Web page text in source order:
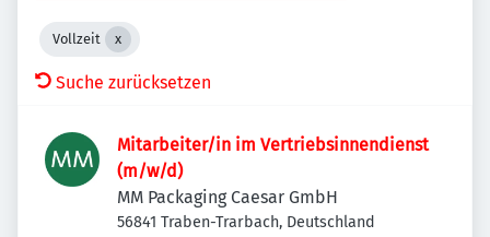
Vollzeit
Suche zurücksetzen
Mitarbeiter/in im Vertriebsinnendienst
(m/w/d)
MM Packaging Caesar GmbH
56841 Traben-Trarbach, Deutschland